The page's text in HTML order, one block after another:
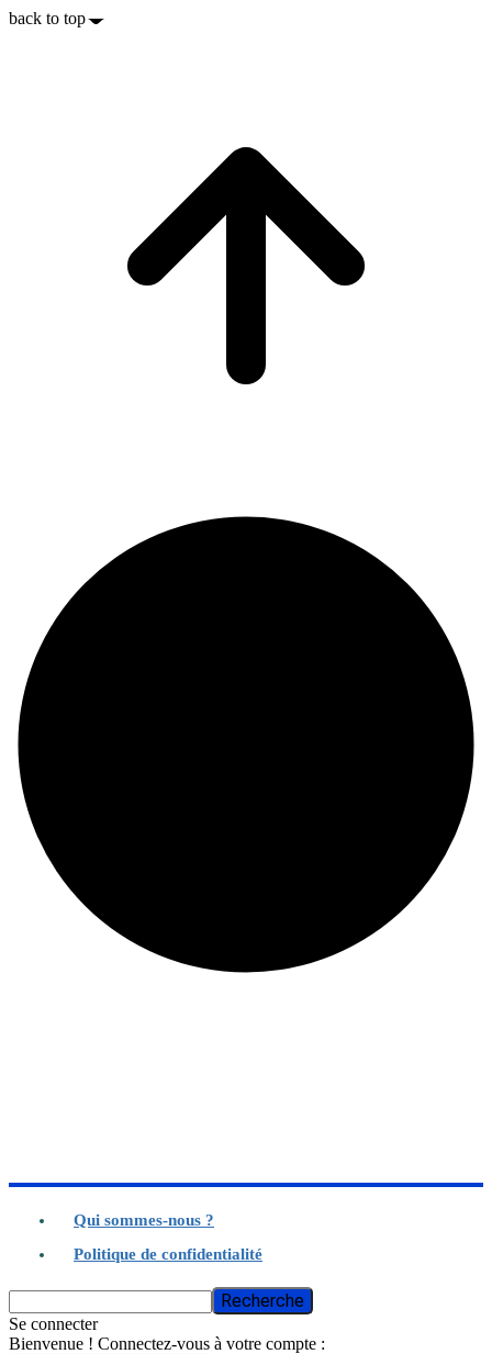
back to top
Qui sommes-nous ?
Politique de confidentialité
Se connecter
Bienvenue ! Connectez-vous à votre compte :